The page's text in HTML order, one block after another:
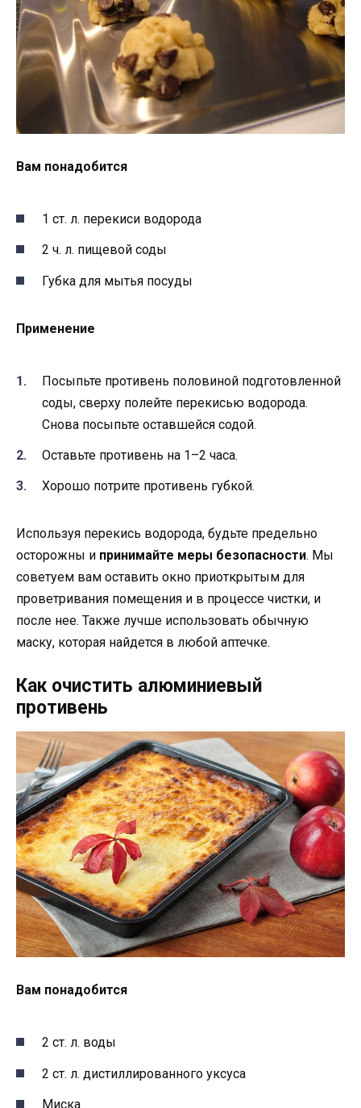
Вам понадобится
1 ст. л. перекиси водорода
2 ч. л. пищевой соды
Губка для мытья посуды
Применение
Посыпьте противень половиной подготовленной
соды, сверху полейте перекисью водорода.
Снова посыпьте оставшейся содой.
Оставьте противень на 1–2 часа.
Хорошо потрите противень губкой.
Используя перекись водорода, будьте предельно
осторожны и принимайте меры безопасности. Мы
советуем вам оставить окно приоткрытым для
проветривания помещения и в процессе чистки, и
после нее. Также лучше использовать обычную
маску, которая найдется в любой аптечке.
Как очистить алюминиевый
противень
Вам понадобится
2 ст. л. воды
2 ст. л. дистиллированного уксуса
Миска